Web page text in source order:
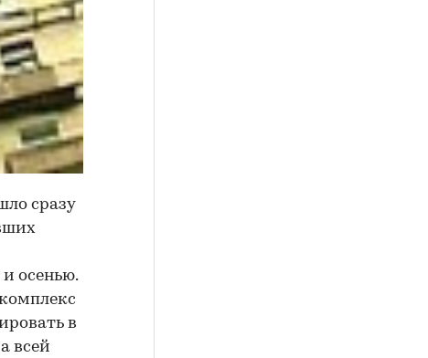
сразу
осенью.
в
всей